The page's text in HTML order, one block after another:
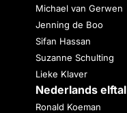
Michael van Gerwen
Jenning de Boo
Sifan Hassan
Suzanne Schulting
Lieke Klaver
Nederlands elftal
Ronald Koeman